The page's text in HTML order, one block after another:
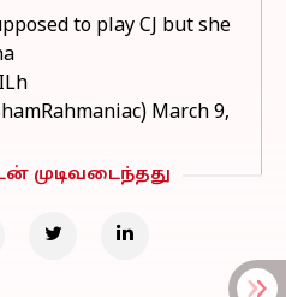
to play CJ but she
March 9,
முடிவடைந்தது